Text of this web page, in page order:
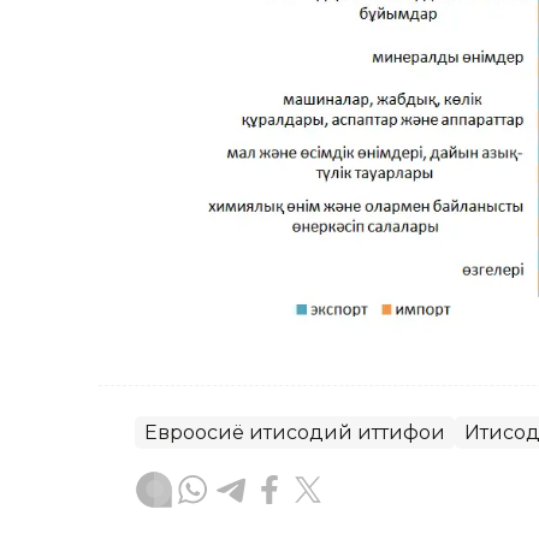
Евроосиё иқтисодий иттифоқи